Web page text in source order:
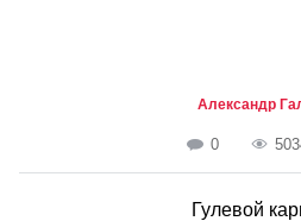
Александр
0
Гулевой